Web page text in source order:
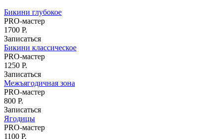
Бикини глубокое
PRO-мастер
1700 Р.
Записаться
Бикини классическое
PRO-мастер
1250 Р.
Записаться
Межъягодичная зона
PRO-мастер
800 Р.
Записаться
Ягодицы
PRO-мастер
1100 Р.